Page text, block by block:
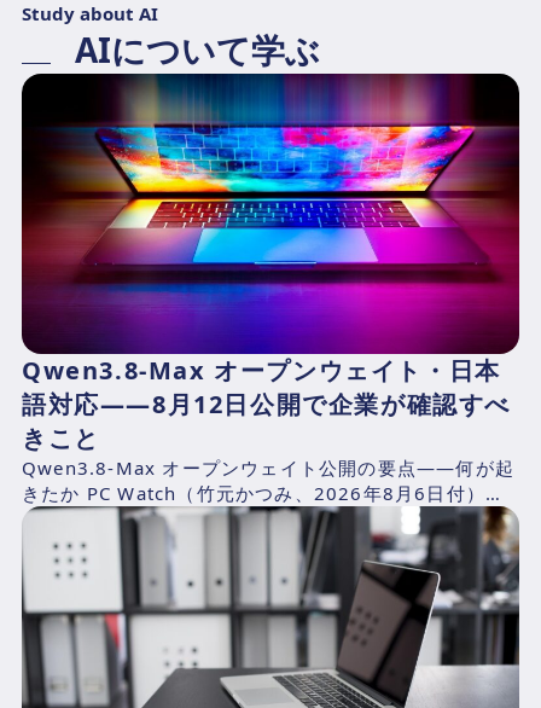
Study about AI
AIについて学ぶ
Qwen3.8-Max オープンウェイト・日本
語対応——8月12日公開で企業が確認すべ
きこと
Qwen3.8-Max オープンウェイト公開の要点——何が起
きたか PC Watch（竹元かつみ、2026年8月6日付）の
報道によれば、AlibabaのQwen...